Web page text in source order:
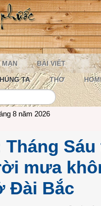
MẠN BÀI VIẾT
TA THƠ
8 năm 2026
Tháng
mưa
Bắc